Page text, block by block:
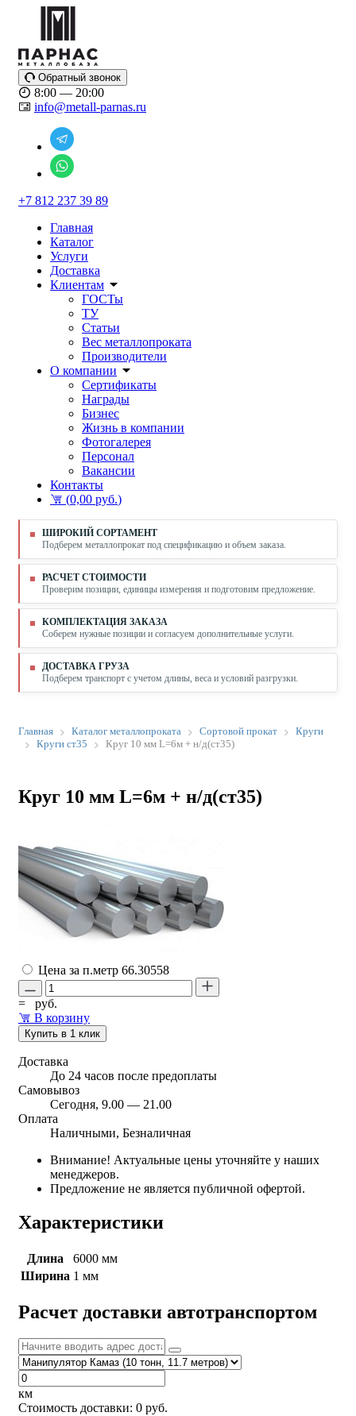
Обратный звонок
8:00 — 20:00
info@metall-parnas.ru
+7 812 237 39 89
Главная
Каталог
Услуги
Доставка
Клиентам
ГОСТы
ТУ
Статьи
Вес металлопроката
Производители
О компании
Сертификаты
Награды
Бизнес
Жизнь в компании
Фотогалерея
Персонал
Вакансии
Контакты
(0,00 руб.)
ШИРОКИЙ СОРТАМЕНТ
Подберем металлопрокат под спецификацию и объем заказа.
РАСЧЕТ СТОИМОСТИ
Проверим позиции, единицы измерения и подготовим предложение.
КОМПЛЕКТАЦИЯ ЗАКАЗА
Соберем нужные позиции и согласуем дополнительные услуги.
ДОСТАВКА ГРУЗА
Подберем транспорт с учетом длины, веса и условий разгрузки.
Главная Каталог металлопроката Сортовой прокат
Круги
Круги ст35
Круг 10 мм L=6м + н/д(ст35)
Круг 10 мм L=6м + н/д(ст35)
Цена за п.метр 66.30558
=
руб.
В корзину
Купить в 1 клик
Доставка
До 24 часов после предоплаты
Самовывоз
Сегодня, 9.00 — 21.00
Оплата
Наличными, Безналичная
Внимание! Актуальные цены уточняйте у наших
менеджеров.
Предложение не является публичной офертой.
Характеристики
Длина
6000 мм
Ширина 1 мм
Расчет доставки автотранспортом
км
Стоимость доставки: 0 руб.